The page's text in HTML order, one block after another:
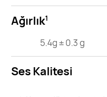
Ağırlık1
5.4g ± 0.3 g
Ses Kalitesi